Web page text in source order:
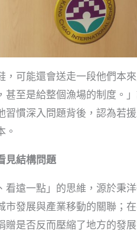
可能還會送走一段他們本來
甚至是給整個漁場的制度。
習慣深入問題背後，認為若
。
見結構問題
遠一點」的思維，源於秉洋
市發展與產業移動的關聯；
贈是否反而壓縮了地方的發